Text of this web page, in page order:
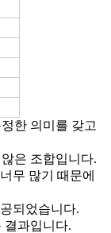
한 의미를 갖고
은 조합입니다.
무 많기 때문에
되었습니다.
결과입니다.